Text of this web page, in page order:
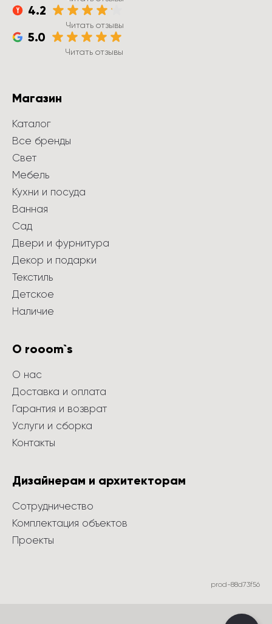
4.2
Читать отзывы
5.0
Читать отзывы
Магазин
Каталог
Все бренды
Свет
Мебель
Кухни и посуда
Ванная
Сад
Двери и фурнитура
Декор и подарки
Текстиль
Детское
Наличие
О rooom`s
О нас
Доставка и оплата
Гарантия и возврат
Услуги и сборка
Контакты
Дизайнерам и архитекторам
Сотрудничество
Комплектация объектов
Проекты
prod-88d73f56